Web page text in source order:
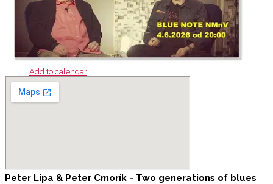
Add to calendar
Peter Lipa & Peter Cmorík - Two generations of blues